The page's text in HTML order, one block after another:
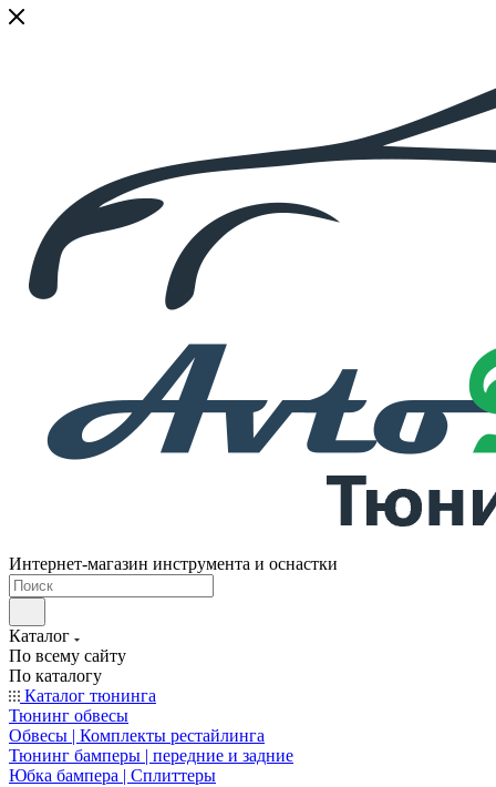
Интернет-магазин инструмента и оснастки
Каталог
По всему сайту
По каталогу
Каталог тюнинга
Тюнинг обвесы
Обвесы | Комплекты рестайлинга
Тюнинг бамперы | передние и задние
Юбка бампера | Сплиттеры